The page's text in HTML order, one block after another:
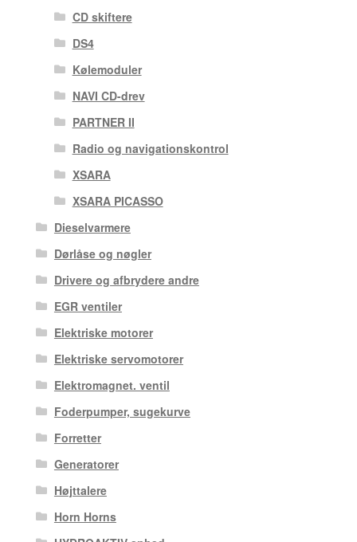
CD skiftere
DS4
Kølemoduler
NAVI CD-drev
PARTNER II
Radio og navigationskontrol
XSARA
XSARA PICASSO
Dieselvarmere
Dørlåse og nøgler
Drivere og afbrydere andre
EGR ventiler
Elektriske motorer
Elektriske servomotorer
Elektromagnet. ventil
Foderpumper, sugekurve
Forretter
Generatorer
Højttalere
Horn Horns